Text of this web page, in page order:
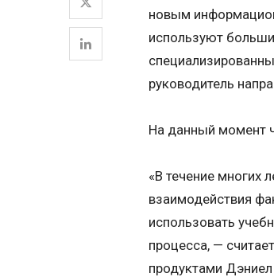
новым
используют
руководитель
На данный момент
«В течение многих
взаимодействия
использовать
процесса, —
продуктами